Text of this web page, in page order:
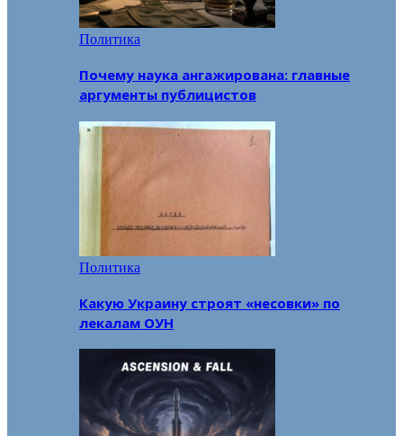
Политика
Почему наука ангажирована: главные
аргументы публицистов
Политика
Какую Украину строят «несовки» по
лекалам ОУН